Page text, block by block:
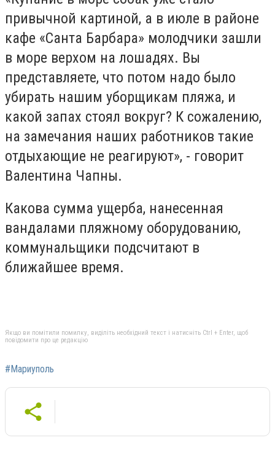
привычной картиной, а в июле в районе
кафе «Санта Барбара» молодчики зашли
в море верхом на лошадях. Вы
представляете, что потом надо было
убирать нашим уборщикам пляжа, и
какой запах стоял вокруг? К сожалению,
на замечания наших работников такие
отдыхающие не реагируют», - говорит
Валентина Чапны.
Какова сумма ущерба, нанесенная
вандалами пляжному оборудованию,
коммунальщики подсчитают в
ближайшее время.
Якщо ви помітили помилку, виділіть необхідний текст і натисніть Ctrl + Enter, щоб
повідомити про це редакцію
#Мариуполь